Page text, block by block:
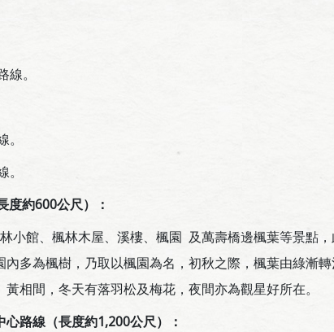
。
度約600公尺）：
館、楓林木屋、溪樓、楓園 及萬壽橋邊楓葉等景點
內多為楓樹，乃取以楓園為名，初秋之際，楓葉由綠漸
相間，冬天有落羽松及梅花，夜間亦為觀星好所在。
心路線（長度約1,200公尺）：